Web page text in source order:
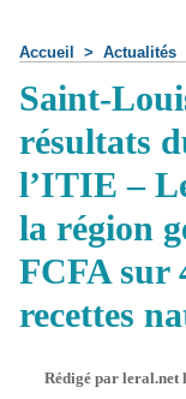
Accueil > Actualités
Saint-
résultats
l’ITIE –
la région
FCFA sur
recettes
Rédigé par leral.net